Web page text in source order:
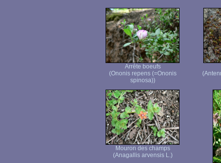
Arrête boeufs
(Ononis repens (=Ononis
spinosa))
Mouron des champs
(Anagallis arvensis L.)